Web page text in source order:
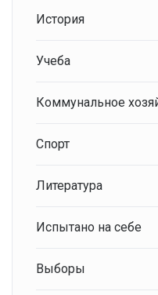
История
Учеба
Коммунальное
Спорт
Литература
Испытано на себе
Выборы